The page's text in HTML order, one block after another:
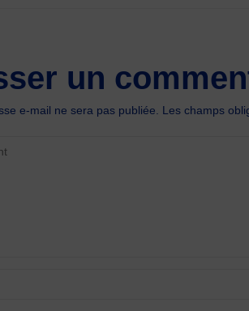
un
e-mail ne sera pas publiée. Les champs